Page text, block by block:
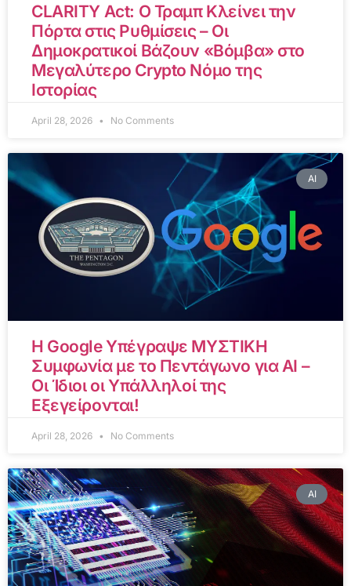
CLARITY Act: Ο Τραμπ Κλείνει την
Πόρτα στις Ρυθμίσεις – Οι
Δημοκρατικοί Βάζουν «Βόμβα» στο
Μεγαλύτερο Crypto Νόμο της
Ιστορίας
April 28, 2026 No Comments
AI
Η Google Υπέγραψε ΜΥΣΤΙΚΗ
Συμφωνία με το Πεντάγωνο για AI –
Οι Ίδιοι οι Υπάλληλοί της
Εξεγείρονται!
April 28, 2026 No Comments
AI